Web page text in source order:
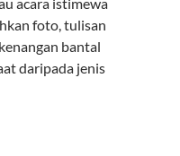
foto, tulisan
bantal
daripada jenis